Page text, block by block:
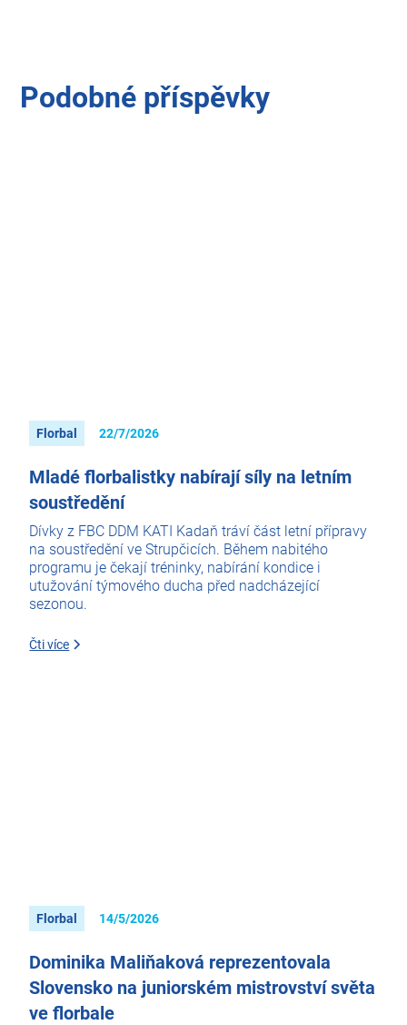
Podobné příspěvky
Florbal 22/7/2026
Mladé florbalistky nabírají síly na letním
soustředění
Dívky z FBC DDM KATI Kadaň tráví část letní přípravy
na soustředění ve Strupčicích. Během nabitého
programu je čekají tréninky, nabírání kondice i
utužování týmového ducha před nadcházející
sezonou.
Čti více
Florbal 14/5/2026
Dominika Maliňaková reprezentovala
Slovensko na juniorském mistrovství světa
ve florbale